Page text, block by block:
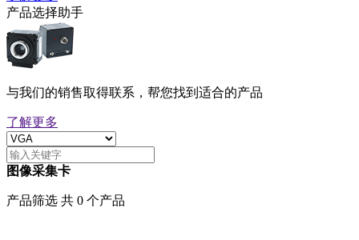
产品选择助手
与我们的销售取得联系，帮您找到适合的产品
了解更多
图像采集卡
产品筛选 共 0 个产品